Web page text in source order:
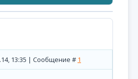
13:35 | Сообщение # 1